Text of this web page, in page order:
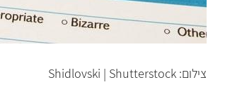
צילום: Shidlovski | Shutterstock